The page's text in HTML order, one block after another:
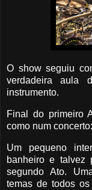
O show seguiu
verdadeira aula
instrumento.
Final do primeiro
como num
Um pequeno
banheiro e
segundo Ato.
temas de todos